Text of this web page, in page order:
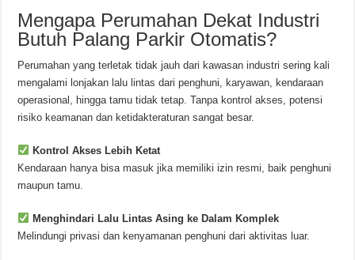
Mengapa Perumahan Dekat Industri
Butuh Palang Parkir Otomatis?
Perumahan yang terletak tidak jauh dari kawasan industri sering kali
mengalami lonjakan lalu lintas dari penghuni, karyawan, kendaraan
operasional, hingga tamu tidak tetap. Tanpa kontrol akses, potensi
risiko keamanan dan ketidakteraturan sangat besar.
Kontrol Akses Lebih Ketat
Kendaraan hanya bisa masuk jika memiliki izin resmi, baik penghuni
maupun tamu.
Menghindari Lalu Lintas Asing ke Dalam Komplek
Melindungi privasi dan kenyamanan penghuni dari aktivitas luar.